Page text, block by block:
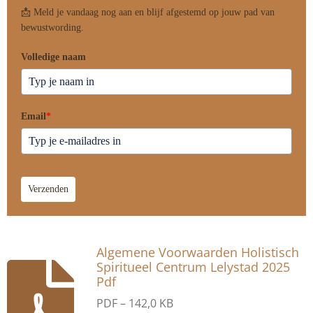
📩 Meld je vandaag nog aan en blijf afgestemd op jouw pad van
bewustwording.
Volledige naam
Email*
Verzenden
Algemene Voorwaarden Holistisch
Spiritueel Centrum Lelystad 2025
Pdf
PDF – 142,0 KB